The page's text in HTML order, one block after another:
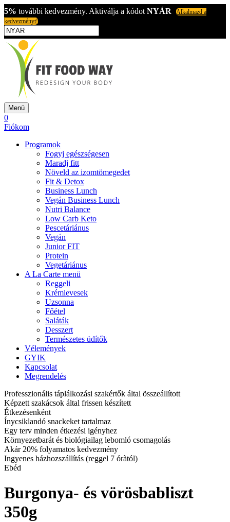
5% további kedvezmény. Aktiválja a kódot NYÁR
Alkalmazd a
kedvezményt!
Menü
0
Fiókom
Programok
Fogyj egészségesen
Maradj fitt
Növeld az izomtömegedet
Fit & Detox
Business Lunch
Vegán Business Lunch
Nutri Balance
Low Carb Keto
Pescetáriánus
Vegán
Junior FIT
Protein
Vegetáriánus
A La Carte menü
Reggeli
Krémlevesek
Uzsonna
Főétel
Saláták
Desszert
Természetes üdítők
Vélemények
GYIK
Kapcsolat
Megrendelés
Professzionális táplálkozási szakértők által összeállított
Képzett szakácsok által frissen készített
Étkezésenként
Ínycsiklandó snackeket tartalmaz
Egy terv minden étkezési igényhez
Környezetbarát és biológiailag lebomló csomagolás
Akár 20% folyamatos kedvezmény
Ingyenes házhozszállítás (reggel 7 óràtól)
Ebéd
Burgonya- és vörösbabliszt
350g